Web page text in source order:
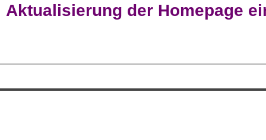
Aktualisierung der Homepage